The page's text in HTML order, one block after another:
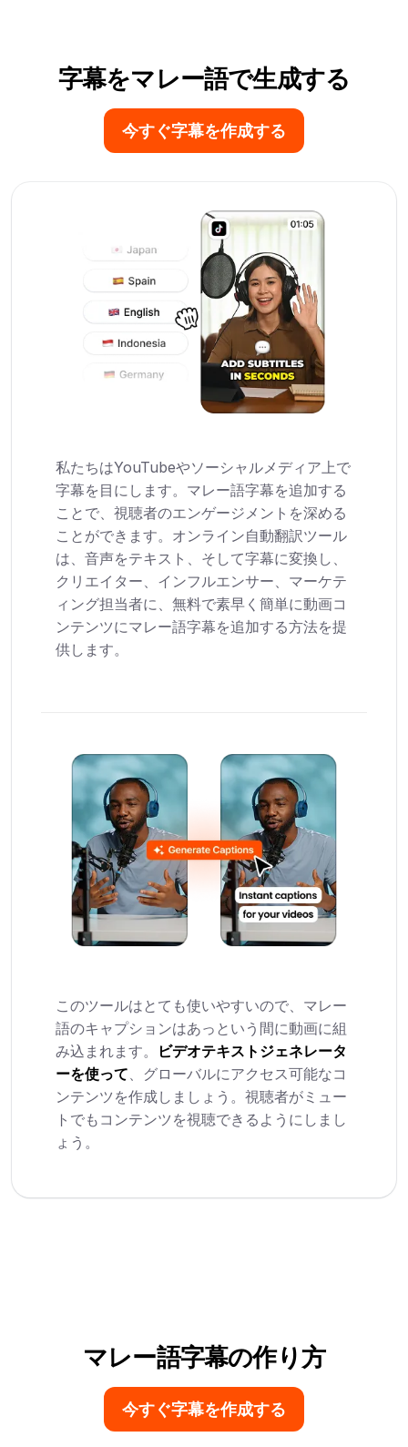
字幕をマレー語で生成する
今すぐ字幕を作成する
私たちはYouTubeやソーシャルメディア上で
字幕を目にします。マレー語字幕を追加する
ことで、視聴者のエンゲージメントを深める
ことができます。オンライン自動翻訳ツール
は、音声をテキスト、そして字幕に変換し、
クリエイター、インフルエンサー、マーケテ
ィング担当者に、無料で素早く簡単に動画コ
ンテンツにマレー語字幕を追加する方法を提
供します。
このツールはとても使いやすいので、マレー
語のキャプションはあっという間に動画に組
み込まれます。
ビデオテキストジェネレータ
ーを使って、グローバルにアクセス可能なコ
ンテンツを作成しましょう。視聴者がミュー
トでもコンテンツを視聴できるようにしまし
ょう。
マレー語字幕の作り方
今すぐ字幕を作成する